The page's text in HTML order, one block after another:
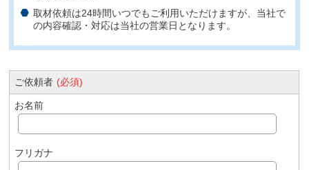
取材依頼は24時間いつでもご利用いただけますが、当社で
の内容確認・対応は当社の営業日となります。
ご依頼者 (必須)
お名前
フリガナ